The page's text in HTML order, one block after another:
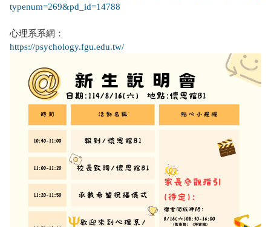
typenum=269&pd_id=14788
心理系系網：
https://psychology.fgu.edu.tw/